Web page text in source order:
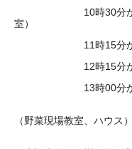
10時30分から 開
室）
11時15分から 校
12時15分から 昼
13時00分から
・野菜コー
（野菜現場教室、ハウス）
・果樹コー